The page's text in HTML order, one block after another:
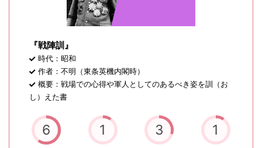
『戦陣訓』
時代：昭和
作者：不明（東条英機内閣時）
概要：戦場での心得や軍人としてのあるべき姿を訓（お
し）えた書
6 1 3 1